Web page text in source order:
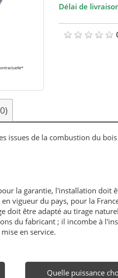
Délai de
issues de la combustion du
la garantie, l'installation doit
vigueur du pays, pour la
doit être adapté au tirage
du fabricant ; il incombe à
en service.
Quelle puissance